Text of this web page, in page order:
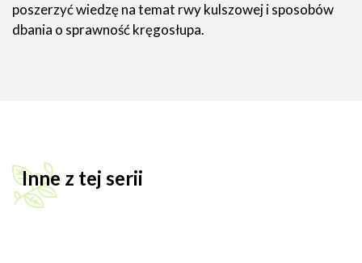
poszerzyć wiedzę na temat rwy kulszowej i sposobów
dbania o sprawność kręgosłupa.
Inne z tej serii